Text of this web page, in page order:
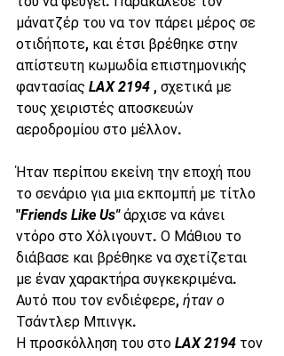
μάνατζέρ του να τον πάρει μέρος σε
οτιδήποτε, και έτσι βρέθηκε στην
απίστευτη κωμωδία επιστημονικής
φαντασίας LAX 2194 , σχετικά με
τους χειριστές αποσκευών
αεροδρομίου στο μέλλον.
Ήταν περίπου εκείνη την εποχή που
το σενάριο για μια εκπομπή με τίτλο
"Friends Like Us" άρχισε να κάνει
ντόρο στο Χόλιγουντ. Ο Μάθιου το
διάβασε και βρέθηκε να σχετίζεται
με έναν χαρακτήρα συγκεκριμένα.
Αυτό που τον ενδιέφερε, ήταν ο
Τσάντλερ Μπινγκ.
Η προσκόλληση του στο LAX 2194 τον